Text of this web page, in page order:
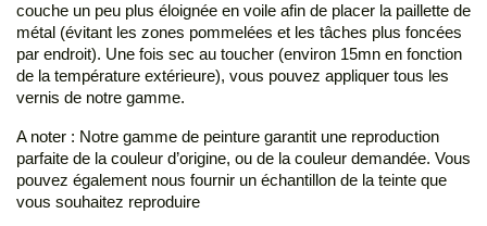
couche un peu plus éloignée en voile afin de placer la paillette de
métal (évitant les zones pommelées et les tâches plus foncées
par endroit). Une fois sec au toucher (environ 15mn en fonction
de la température extérieure), vous pouvez appliquer tous les
vernis de notre gamme.
A noter : Notre gamme de peinture garantit une reproduction
parfaite de la couleur d’origine, ou de la couleur demandée. Vous
pouvez également nous fournir un échantillon de la teinte que
vous souhaitez reproduire